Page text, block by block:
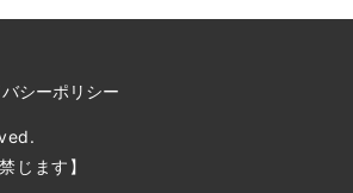
シーポリシー
じます】